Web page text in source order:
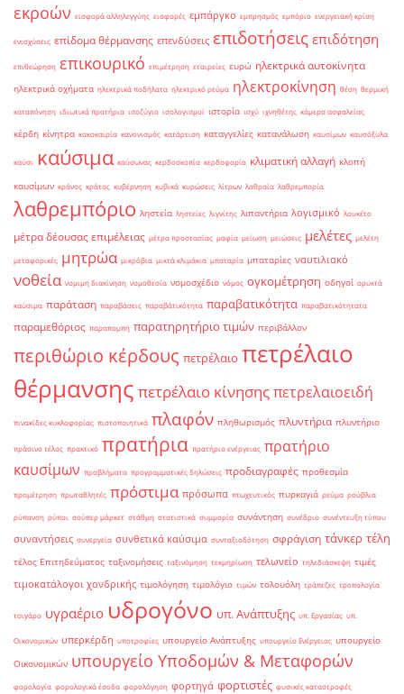
εκροών εισφορά αλληλεγγύης εισφορές εμπάργκο εμπρησμός εμπόριο ενεργειακή κρίση
ενισχύσεις επίδομα θέρμανσης επενδύσεις επιδοτήσεις επιδότηση
επιθεώρηση επικουρικό επιμέτρηση εταιρείες ευρώ ηλεκτρικά αυτοκίνητα
ηλεκτρικά οχήματα ηλεκτρικά ποδήλατα ηλεκτρικό ρεύμα ηλεκτροκίνηση θέση θερμική
καταπόνηση ιδιωτικά πρατήρια ισοζύγιο ισολογισμοί ιστορία ισχύ ιχνηθέτης κάμερα ασφαλείας
κέρδη κίνητρα κακοκαιρία κανονισμός κατάρτιση καταγγελίες κατανάλωση καυσίμων καυσόξυλα
καύσι καύσιμα καύσωνας κερδοσκοπία κερδοφορία κλιματική αλλαγή κλοπή
καυσίμων κράνος κράτος κυβέρνηση κυβικά κυρώσεις λίτρων λαθραία λαθρεμπορία
λαθρεμπόριο ληστεία ληστείες λιγνίτης λιπαντήρια λογισμικό λουκέτο
μέτρα δέουσας επιμέλειας μέτρα προστασίας μαφία μείωση μειώσεις μελέτες μελέτη
μεταφορικές μητρώα μικρόβια μικτά κλιμάκια μπαταρία μπαταρίες ναυτιλιακό
νοθεία νομιμη διακίνηση νομοθεσία νομοσχέδιο νόμος ογκομέτρηση οδηγοί ορυκτά
καύσιμα παράταση παραβάσεις παραβάτικότητα παραβατικότητα παραβατικότητατα
παραμεθόριος παραπομπή παρατηρητήριο τιμών περιβάλλον
περιθώριο κέρδους πετρέλαιο πετρέλαιο
θέρμανσης πετρέλαιο κίνησηςπετρελαιοειδή
πινακίδες κυκλοφορίας πιστοποιητικά πλαφόν πληθωρισμός πλυντήρια πλυντήριο
πράσινο τέλος πρακτικό πρατήρια πρατήριο ενέργειας πρατήριο
καυσίμων προβλήματα προγραμματικές δηλώσεις προδιαγραφές προθεσμία
προμέτρηση πρωταθλητές πρόστιμα πρόσωπα πτωχευτικός πυρκαγιά ρεύμα ρούβλια
ρύπανση ρύποι σούπερ μάρκετ στάθμη στατιστικά συμμορία συνάντηση συνέδριο συνέντευξη τύπου
συναντήσεις συνεργεία συνθετικά καύσιμα συνταξιοδότηση σφράγιση τάνκερ τέλη
τέλος Επιτηδεύματος ταξινομήσεις ταξινόμηση τεκμηρίωση τελωνείο τηλεδιάσκεψη τιμές
τιμοκατάλογοι χονδρικής τιμολόγηση τιμολόγιο τιμών τολουόλη τράπεζες τροπολογία
τσιγάρο υγραέριο υδρογόνο υπ. Ανάπτυξης υπ. Εργασίας υπ.
Οικονομικών υπερκέρδη υποτροφίες υπουργείο Ανάπτυξης υπουργείο Ενέργειας υπουργείο
Οικονομικών υπουργείο Υποδομών & Μεταφορών
φορολογία φορολογικά έσοδα φορολόγηση φορτηγά φορτιστές φυσικές καταστροφές